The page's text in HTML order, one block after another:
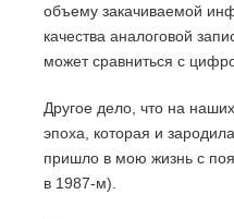
объему закачиваемой
качества аналоговой
может сравниться с
Другое дело, что на
эпоха, которая и
пришло в мою жизнь с
в 1987-м).